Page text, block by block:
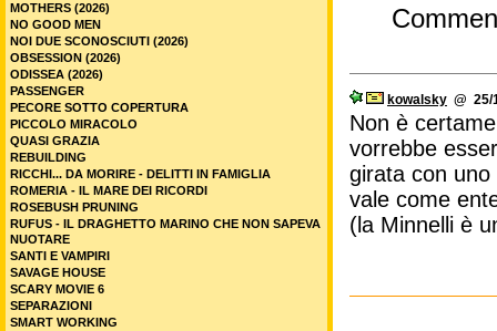
kowalsky @ 25/
Non è
vorrebbe
girata con
vale come
(la Minnelli è
MOTHERS (2026)
NO GOOD MEN
NOI DUE SCONOSCIUTI (2026)
OBSESSION (2026)
ODISSEA (2026)
PASSENGER
PECORE SOTTO COPERTURA
PICCOLO MIRACOLO
QUASI GRAZIA
REBUILDING
RICCHI... DA MORIRE - DELITTI IN FAMIGLIA
ROMERIA - IL MARE DEI RICORDI
ROSEBUSH PRUNING
RUFUS - IL DRAGHETTO MARINO CHE NON SAPEVA
NUOTARE
SANTI E VAMPIRI
SAVAGE HOUSE
SCARY MOVIE 6
SEPARAZIONI
SMART WORKING